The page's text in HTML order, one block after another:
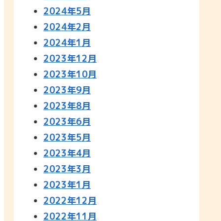
2024年5月
2024年2月
2024年1月
2023年12月
2023年10月
2023年9月
2023年8月
2023年6月
2023年5月
2023年4月
2023年3月
2023年1月
2022年12月
2022年11月